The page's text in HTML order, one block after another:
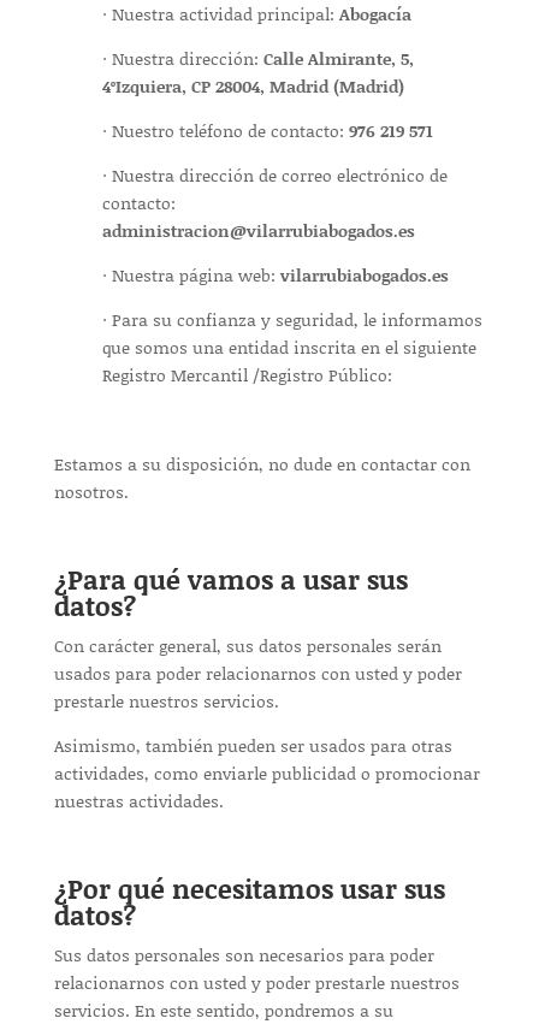
· Nuestra actividad principal: Abogacía
· Nuestra dirección: Calle Almirante, 5,
4ºIzquiera, CP 28004, Madrid (Madrid)
· Nuestro teléfono de contacto: 976 219 571
· Nuestra dirección de correo electrónico de
contacto:
administracion@vilarrubiabogados.es
· Nuestra página web: vilarrubiabogados.es
· Para su confianza y seguridad, le informamos
que somos una entidad inscrita en el siguiente
Registro Mercantil /Registro Público:
Estamos a su disposición, no dude en contactar con
nosotros.
¿Para qué vamos a usar sus
datos?
Con carácter general, sus datos personales serán
usados para poder relacionarnos con usted y poder
prestarle nuestros servicios.
Asimismo, también pueden ser usados para otras
actividades, como enviarle publicidad o promocionar
nuestras actividades.
¿Por qué necesitamos usar sus
datos?
Sus datos personales son necesarios para poder
relacionarnos con usted y poder prestarle nuestros
servicios. En este sentido, pondremos a su